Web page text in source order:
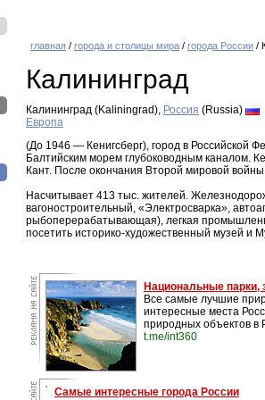
главная / города и столицы мира / города России /
Калининград
Калининград (Kaliningrad), Россия (Russia)
Европа
(До 1946 — Кенигсберг), город в Российской
Балтийским морем глубоководным каналом.
Кант. После окончания Второй мировой
Насчитывает 413 тыс. жителей.
вагоностроительный, «Электросварка»,
рыбоперерабатывающая), легкая
посетить историко-художественный музей и
Национальные парки,
Все самые лучшие
интересные места
природных объектов в
t.me/int360
Самые интересные города России